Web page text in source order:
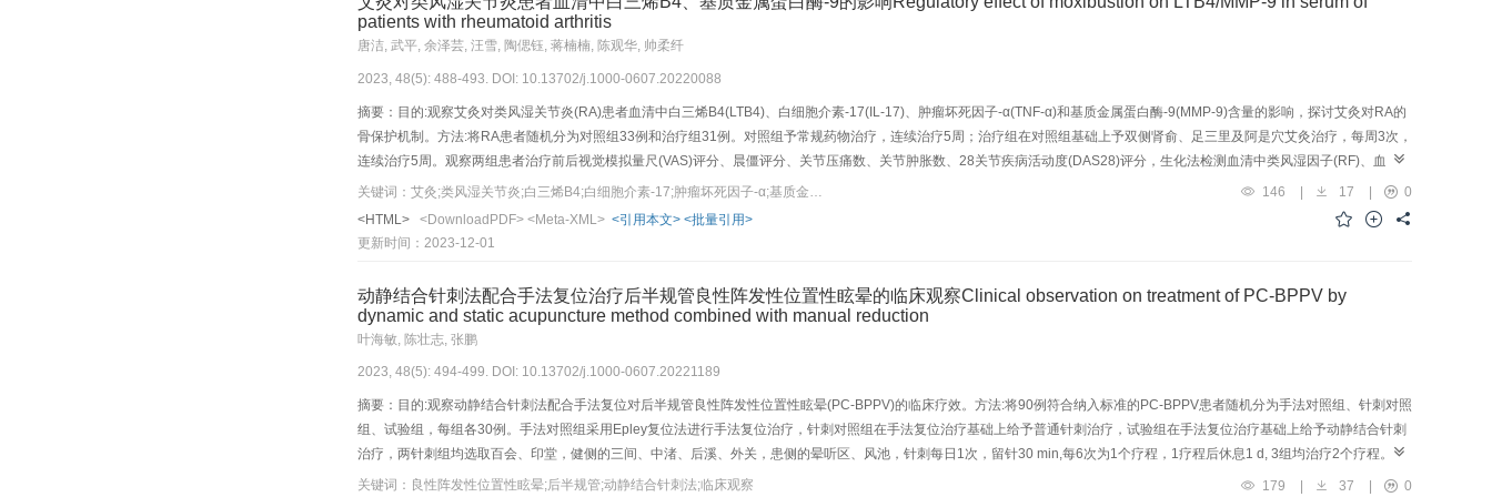
与同时点术中TEAS组比较，术前TEAS组MAP在T_2时降低，在T_6时升高(P<0.05)。与本组T_0比较，T_3时假TEAS组和术中TEAS组E含量升高(P<0.05);T_4时3组E含量均升高
(P<0.05);T_4时假TEAS组血清NE、DA、Cor含量及血糖升高。与同时点假TEAS组比较，术前TEAS组在T_3和T_4时血清E、DA和T_3时血清Cor含量降低(P<0.05);术中TEAS组
patients with rheumatoid arthritis
唐洁, 武平, 余泽芸, 汪雪, 陶偲钰, 蒋楠楠, 陈观华, 帅柔纤
2023, 48(5): 488-493. DOI: 10.13702/j.1000-0607.20220088
摘要：目的:观察艾灸对类风湿关节炎(RA)患者血清中白三烯B4(LTB4)、白细胞介素-17(IL-17)、肿瘤坏死因子-α(TNF-α)和基质金属蛋白酶-9(MMP-9)含量的影响，探讨艾灸对RA的
骨保护机制。方法:将RA患者随机分为对照组33例和治疗组31例。对照组予常规药物治疗，连续治疗5周；治疗组在对照组基础上予双侧肾俞、足三里及阿是穴艾灸治疗，每周3次，
连续治疗5周。观察两组患者治疗前后视觉模拟量尺(VAS)评分、晨僵评分、关节压痛数、关节肿胀数、28关节疾病活动度(DAS28)评分，生化法检测血清中类风湿因子(RF)、血沉
(ESR)、C反应蛋白(CRP)含量，ELISA法检测血清中LTB4、IL-17、TNF-α、MMP-9的含量。结果:治疗后，治疗组和对照组VAS评分、晨僵评分、关节压痛数、关节肿胀数、
DAS28评分和血清中RF含量均较治疗前明显降低(P<0.01,P<0.05),治疗组CRP、ESR、LTB4、IL-17、TNF-α、MMP-9含量均较治疗前明显降低(P<0.01);治疗后，治疗组VAS评
分、晨僵评分、关节压痛数、关节肿胀数、DAS28评分和血清中LTB4、IL-17和MMP-9含量明显低于对照组(P<0.01,P<0.05);治疗组治疗前后血清中LTB4、IL-17、TNF-α含量变化
146 17
0
<HTML>
<DownloadPDF> <Meta-XML> <引用本文> <批量引用>
更新时间：2023-12-01
动静结合针刺法配合手法复位治疗后半规管良性阵发性位置性眩晕的临床观察Clinical observation on treatment of PC-BPPV by
dynamic and static acupuncture method combined with manual reduction
叶海敏, 陈壮志, 张鹏
2023, 48(5): 494-499. DOI: 10.13702/j.1000-0607.20221189
摘要：目的:观察动静结合针刺法配合手法复位对后半规管良性阵发性位置性眩晕(PC-BPPV)的临床疗效。方法:将90例符合纳入标准的PC-BPPV患者随机分为手法对照组、针刺对照
组、试验组，每组各30例。手法对照组采用Epley复位法进行手法复位治疗，针刺对照组在手法复位治疗基础上给予普通针刺治疗，试验组在手法复位治疗基础上给予动静结合针刺
治疗，两针刺组均选取百会、印堂，健侧的三间、中渚、后溪、外关，患侧的晕听区、风池，针刺每日1次，留针30 min,每6次为1个疗程，1疗程后休息1 d, 3组均治疗2个疗程。采
用眩晕障碍量表(DHI)、视觉模拟评分(VAS)分别评价各组患者在治疗前、治疗1个疗程、治疗2个疗程后的眩晕程度并比较临床疗效。结果:与治疗前比较，各组治疗1个疗程及2个疗
关键词：良性阵发性位置性眩晕;后半规管;动静结合针刺法;临床观察 179 | 37 | 0